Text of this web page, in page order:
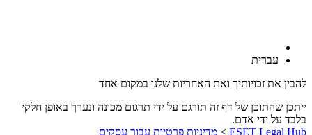
עברית
להבין את זכויותיך ואת האחריות שלנו במקום אחד
ייתכן שהתוכן של דף זה תורגם על ידי תרגום מכונה ונערך באופן חלקי
בלבד על ידי אדם.
ESET Legal Hub
> מדיניות פרטיות עבור עסקים